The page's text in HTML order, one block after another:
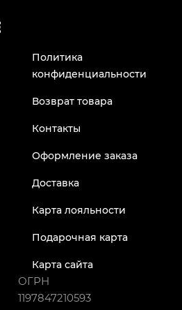
Политика
конфиденциальности
Возврат товара
Контакты
Оформление заказа
Доставка
Карта лояльности
Подарочная карта
Карта сайта
ОГРН
1197847210593